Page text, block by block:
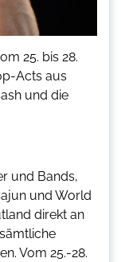
25. bis 28.
Acts aus
und die
und Bands,
und World
direkt an
Vom 25.-28.